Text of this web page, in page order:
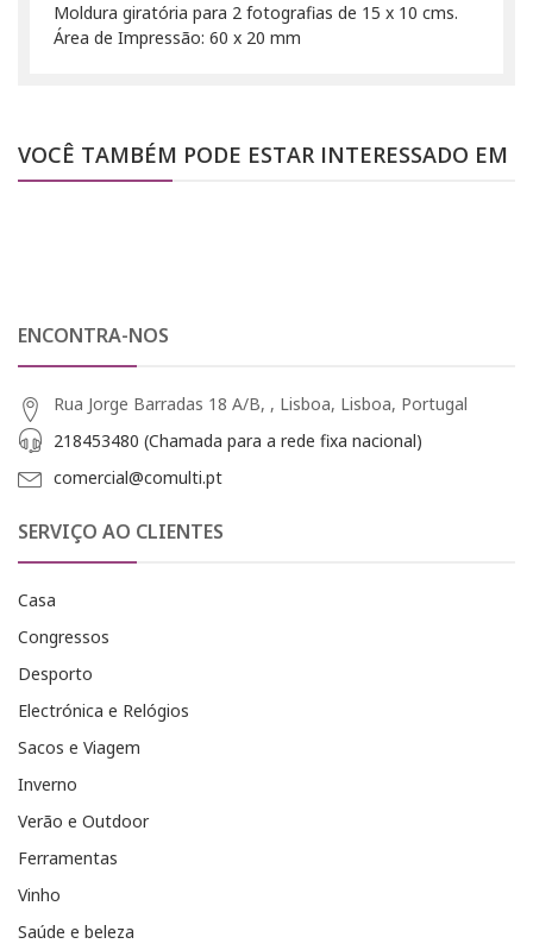
Moldura giratória para 2 fotografias de 15 x 10 cms.
Área de Impressão: 60 x 20 mm
VOCÊ TAMBÉM PODE ESTAR INTERESSADO EM
ENCONTRA-NOS
Rua Jorge Barradas 18 A/B, , Lisboa, Lisboa, Portugal
218453480 (Chamada para a rede fixa nacional)
comercial@comulti.pt
SERVIÇO AO CLIENTES
Casa
Congressos
Desporto
Electrónica e Relógios
Sacos e Viagem
Inverno
Verão e Outdoor
Ferramentas
Vinho
Saúde e beleza